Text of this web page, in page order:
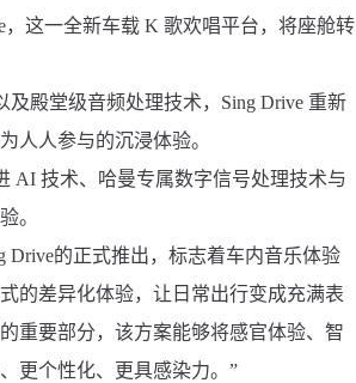
这一全新车载 K 歌欢唱平台，将座舱转
殿堂级音频处理技术，Sing Drive 重新
人参与的沉浸体验。
AI 技术、哈曼专属数字信号处理技术与
。
Drive的正式推出，标志着车内音乐体验
的差异化体验，让日常出行变成充满表
重要部分，该方案能够将感官体验、智
更个性化、更具感染力。”